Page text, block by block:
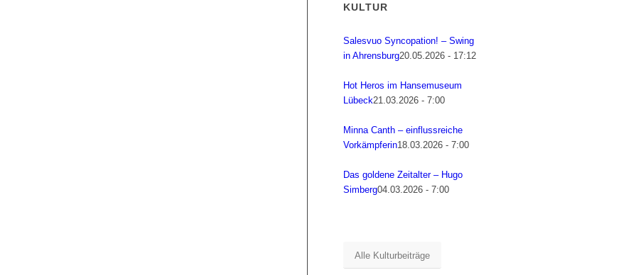
KULTUR
Salesvuo Syncopation! – Swing
in Ahrensburg20.05.2026 - 17:12
Hot Heros im Hansemuseum
Lübeck21.03.2026 - 7:00
Minna Canth – einflussreiche
Vorkämpferin18.03.2026 - 7:00
Das goldene Zeitalter – Hugo
Simberg04.03.2026 - 7:00
Alle Kulturbeiträge